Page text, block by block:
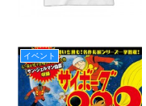
イベント